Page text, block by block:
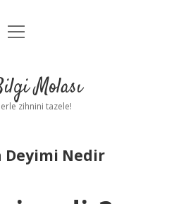
Anasayfa
Uyarı
menüyü
Molası
zihnini tazele!
Deyimi Nedir